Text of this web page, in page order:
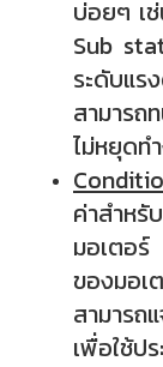
บ่อยๆ เ
Sub
ระดับแ
สามาร
ไม่หยุดท
ค่าสำห
มอเตอร์
ของมอ
สามารถ
เพื่อใช้ป